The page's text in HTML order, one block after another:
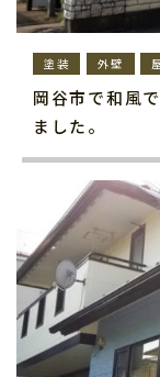
塗装 外壁
岡谷市で和風
ました。